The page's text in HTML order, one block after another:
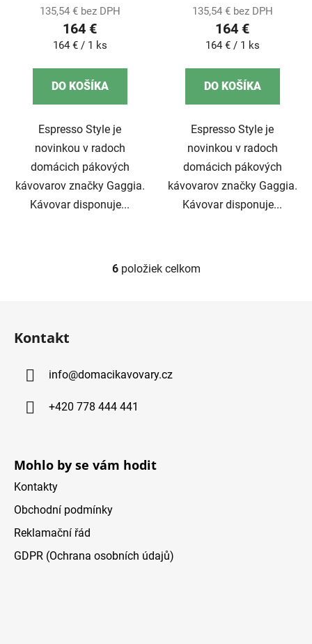
135,54 € bez DPH
164 €
Jednotková
164 € / 1 ks
DO KOŠÍKA
Espresso Style je
novinkou v radoch
domácich pákových
kávovarov značky Gaggia.
Kávovar disponuje...
135,54 € bez DPH
164 €
Jednotková
164 € / 1 ks
DO KOŠÍKA
Espresso Style je
novinkou v radoch
domácich pákových
kávovarov značky Gaggia.
Kávovar disponuje...
O
i
k
y
s
u
6položiek celkom
Kontakt
info@domacikavovary.cz
+420 778 444 441
Mohlo by se vám hodit
Kontakty
Obchodní podmínky
Reklamační řád
GDPR (Ochrana osobních údajů)